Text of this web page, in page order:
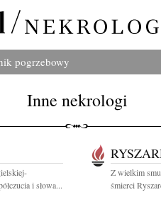
pogrzebowy
Inne nekrologi
i słowa...
Z wielkim
śmierci